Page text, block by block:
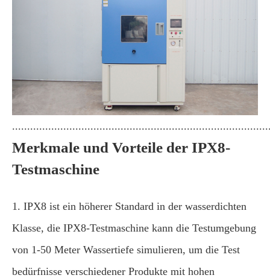
Merkmale und Vorteile der IPX8-
Testmaschine
1. IPX8 ist ein höherer Standard in der wasserdichten
Klasse, die IPX8-Testmaschine kann die Testumgebung
von 1-50 Meter Wassertiefe simulieren, um die Test
bedürfnisse verschiedener Produkte mit hohen